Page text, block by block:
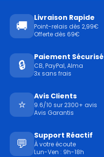
🚚
Livraison Rapide
Point-relais dès 2,99€
Offerte dès 69€
🔒
Paiement Sécurisé
CB, PayPal, Alma
3x sans frais
⭐
Avis Clients
9.6/10 sur 2300+ avis
Avis Garantis
💬
Support Réactif
À votre écoute
Lun-Ven : 9h-18h